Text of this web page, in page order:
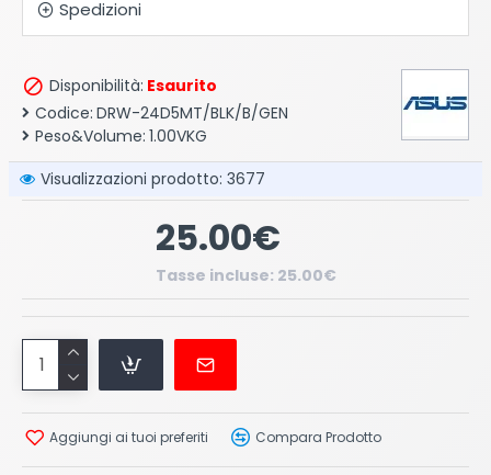
Spedizioni
Disponibilità: Esaurito
Codice: DRW-24D5MT/BLK/B/GEN
Peso&Volume: 1.00VKG
Visualizzazioni prodotto: 3677
25.00€
Tasse incluse: 25.00€
Aggiungi ai tuoi preferiti Compara Prodotto